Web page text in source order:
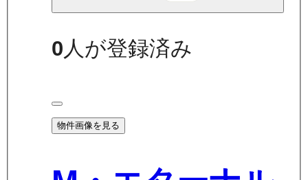
0人が登録済み
物件画像を見る